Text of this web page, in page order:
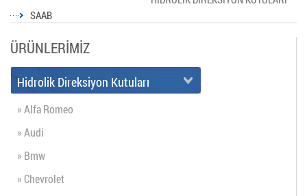
SAAB
ÜRÜNLERİMİZ
Hidrolik Direksiyon Kutuları
» Alfa Romeo
» Audi
» Bmw
» Chevrolet